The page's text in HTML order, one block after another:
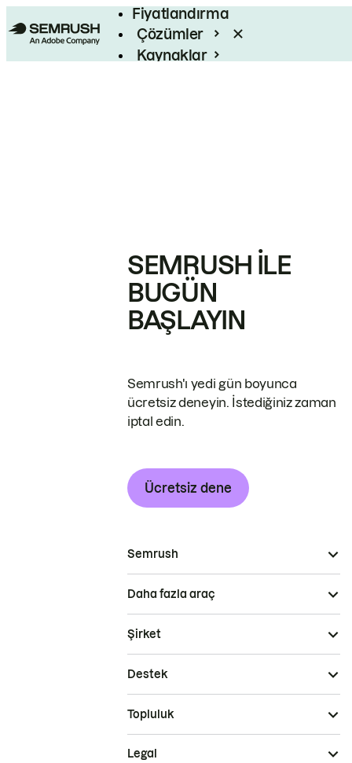
Fiyatlandırma
Çözümler
Kaynaklar
SEMRUSH ILE
BUGÜN
BAŞLAYIN
Semrush'ı yedi gün boyunca
ücretsiz deneyin. İstediğiniz zaman
iptal edin.
Ücretsiz dene
Semrush
Daha fazla araç
Şirket
Destek
Topluluk
Legal